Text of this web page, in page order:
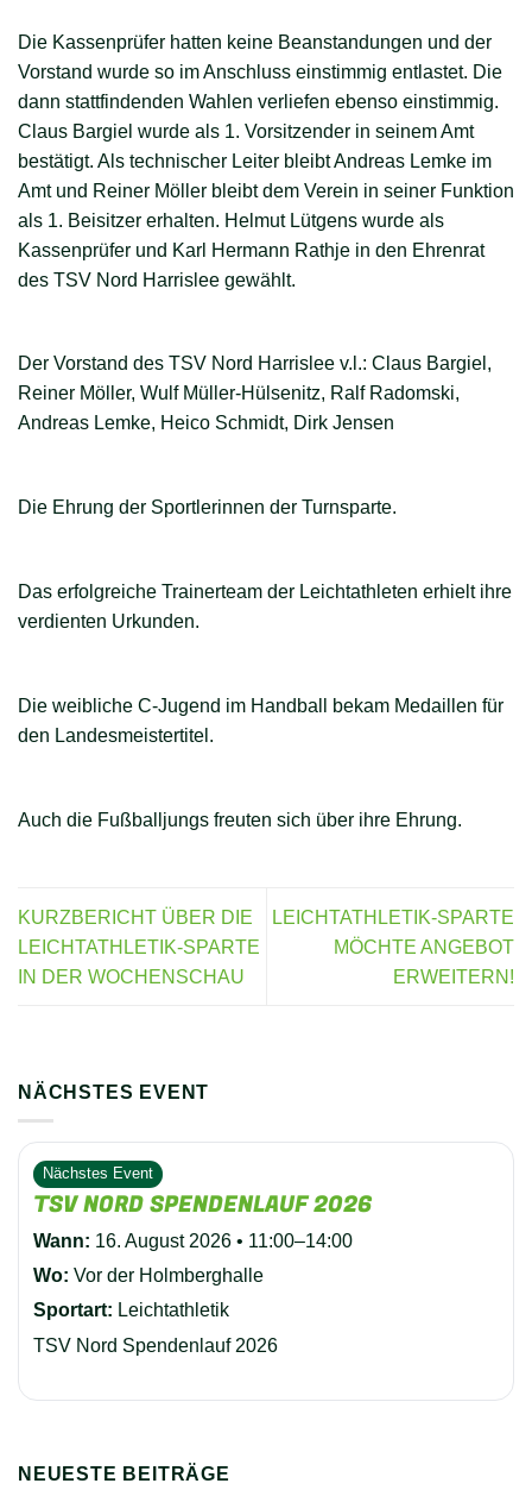
Die Kassenprüfer hatten keine Beanstandungen und der
Vorstand wurde so im Anschluss einstimmig entlastet. Die
dann stattfindenden Wahlen verliefen ebenso einstimmig.
Claus Bargiel wurde als 1. Vorsitzender in seinem Amt
bestätigt. Als technischer Leiter bleibt Andreas Lemke im
Amt und Reiner Möller bleibt dem Verein in seiner Funktion
als 1. Beisitzer erhalten. Helmut Lütgens wurde als
Kassenprüfer und Karl Hermann Rathje in den Ehrenrat
des TSV Nord Harrislee gewählt.
Der Vorstand des TSV Nord Harrislee v.l.: Claus Bargiel,
Reiner Möller, Wulf Müller-Hülsenitz, Ralf Radomski,
Andreas Lemke, Heico Schmidt, Dirk Jensen
Die Ehrung der Sportlerinnen der Turnsparte.
Das erfolgreiche Trainerteam der Leichtathleten erhielt ihre
verdienten Urkunden.
Die weibliche C-Jugend im Handball bekam Medaillen für
den Landesmeistertitel.
Auch die Fußballjungs freuten sich über ihre Ehrung.
KURZBERICHT ÜBER DIE
LEICHTATHLETIK-SPARTE
IN DER WOCHENSCHAU
LEICHTATHLETIK-SPARTE
MÖCHTE ANGEBOT
ERWEITERN!
NÄCHSTES EVENT
Nächstes Event
TSV NORD SPENDENLAUF 2026
Wann: 16. August 2026 • 11:00–14:00
Wo: Vor der Holmberghalle
Sportart: Leichtathletik
TSV Nord Spendenlauf 2026
NEUESTE BEITRÄGE